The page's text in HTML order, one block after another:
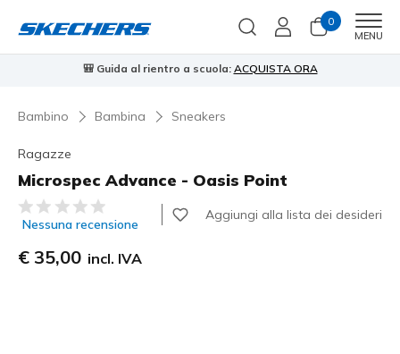
0
MENU
🎒 Guida al rientro a scuola: ACQUISTA ORA
Bambino Bambina Sneakers
Ragazze
Microspec Advance - Oasis Point
Valutazione cliente 4,7 su 5
Nessuna recensione
Aggiungi alla lista dei desideri
€ 35,00 incl. IVA